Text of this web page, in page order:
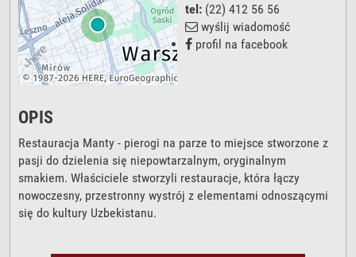
tel: (22) 412 56 56
wyślij wiadomość
profil na facebook
OPIS
Restauracja Manty - pierogi na parze to miejsce stworzone z
pasji do dzielenia się niepowtarzalnym, oryginalnym
smakiem. Właściciele stworzyli restauracje, która łączy
nowoczesny, przestronny wystrój z elementami odnoszącymi
się do kultury Uzbekistanu.